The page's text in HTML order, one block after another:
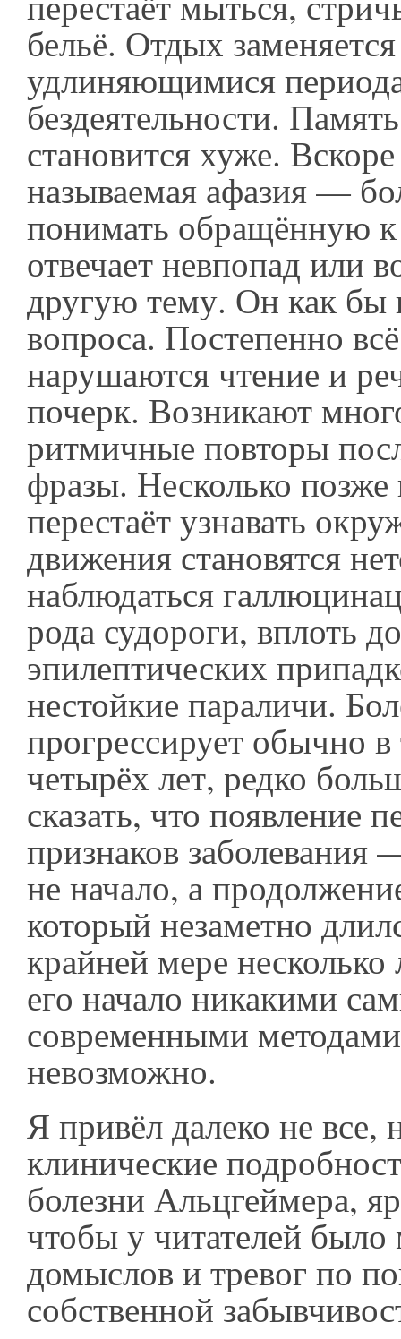
бельё. Отдых заменяется
удлиняющимися
бездеятельности.
становится хуже.
называемая афазия —
понимать обращённую
отвечает невпопад или
другую тему. Он как бы
вопроса. Постепенно
нарушаются чтение и
почерк. Возникают
ритмичные повторы
фразы. Несколько позже
перестаёт узнавать
движения становятся
наблюдаться
рода судороги, вплоть до
эпилептических
нестойкие параличи.
прогрессирует обычно
четырёх лет, редко
сказать, что появление
признаков заболевания
не начало, а
который незаметно
крайней мере
его начало никакими
современными
невозможно.
Я привёл далеко не все,
клинические
болезни Альцгеймера,
чтобы у читателей
домыслов и тревог по
собственной